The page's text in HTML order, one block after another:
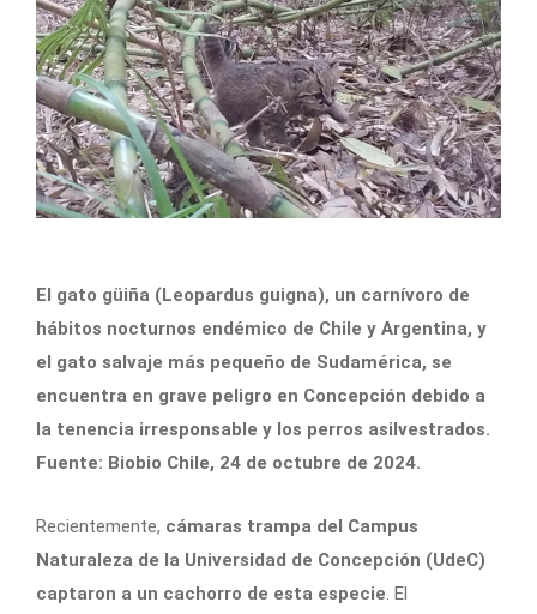
El gato güiña (Leopardus guigna), un carnívoro de
hábitos nocturnos endémico de Chile y Argentina, y
el gato salvaje más pequeño de Sudamérica, se
encuentra en grave peligro en Concepción debido a
la tenencia irresponsable y los perros asilvestrados.
Fuente: Biobio Chile, 24 de octubre de 2024.
Recientemente, cámaras trampa del Campus
Naturaleza de la Universidad de Concepción (UdeC)
captaron a un cachorro de esta especie . El